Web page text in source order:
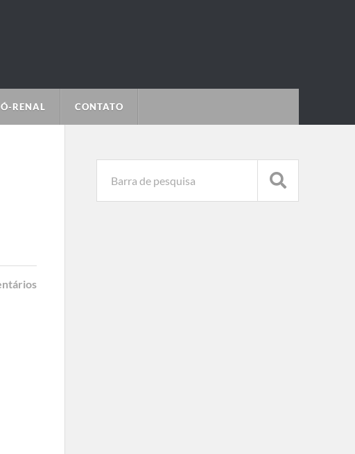
RENAL CONTATO